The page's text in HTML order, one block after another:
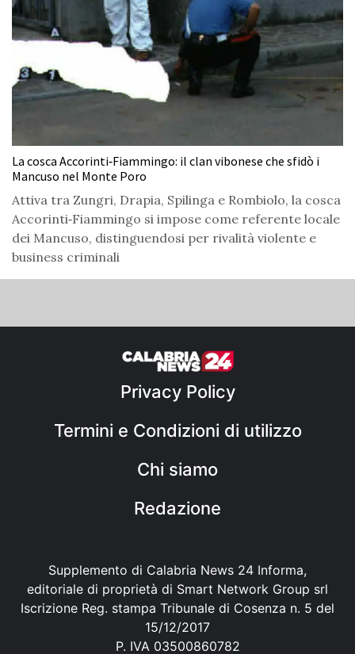
La cosca Accorinti‑Fiammingo: il clan vibonese che sfidò i
Mancuso nel Monte Poro
Attiva tra Zungri, Drapia, Spilinga e Rombiolo, la cosca
Accorinti‑Fiammingo si impose come referente locale
dei Mancuso, distinguendosi per rivalità violente e
business criminali
Privacy Policy
Termini e Condizioni di utilizzo
Chi siamo
Redazione
Supplemento di Calabria News 24 Informa,
editoriale di proprietà di Smart Network Group srl
Iscrizione Reg. stampa Tribunale di Cosenza n. 5 del
15/12/2017
P. IVA 03500860782